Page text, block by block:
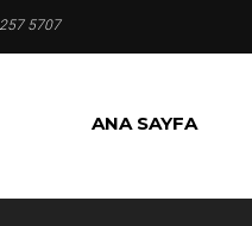
5707
ANA SAYFA